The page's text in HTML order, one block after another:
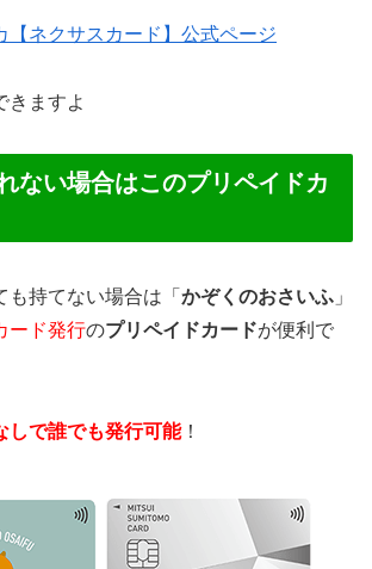
【ネクサスカード】公式ページ
きますよ
ない場合はこのプリペイドカ
も持てない場合は「 かぞくのおさいふ 」
ード発行のプリペイドカードが便利で
しで誰でも発行可能！